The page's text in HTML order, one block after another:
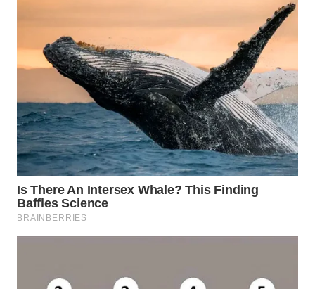
WAHANANEWS
CO ID
WAHANANEWS
NET
WAHANA
SPORT
WAHANA
UMKM